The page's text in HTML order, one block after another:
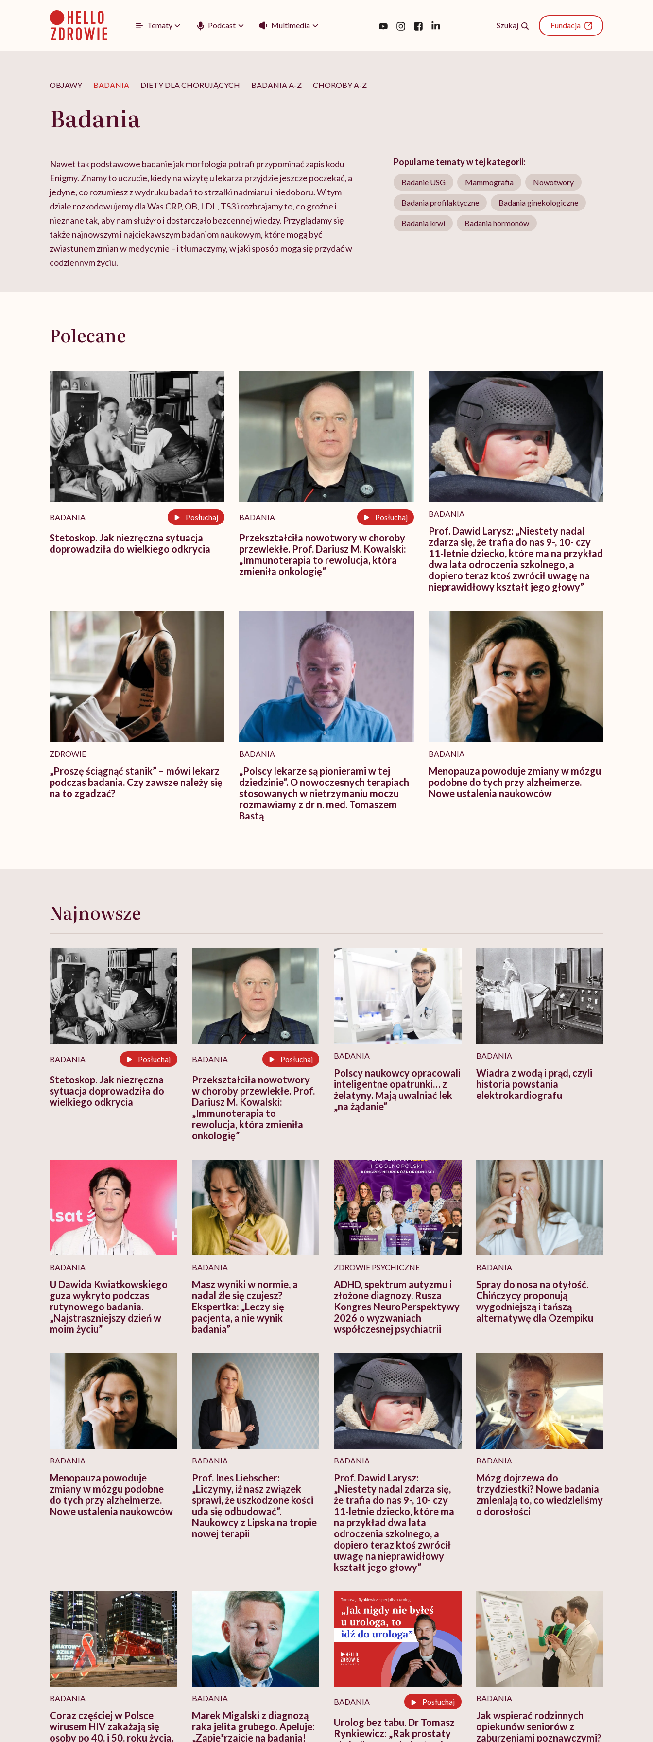
Tematy Podcast Multimedia Szukaj Fundacja
OBJAWY BADANIA DIETY DLA CHORUJĄCYCH BADANIA A-Z CHOROBY A-Z
Badania
Nawet tak podstawowe badanie jak morfologia potrafi przypominać zapis kodu
Enigmy. Znamy to uczucie, kiedy na wizytę u lekarza przyjdzie jeszcze poczekać, a
jedyne, co rozumiesz z wydruku badań to strzałki nadmiaru i niedoboru. W tym
dziale rozkodowujemy dla Was CRP, OB, LDL, TS3 i rozbrajamy to, co groźne i
nieznane tak, aby nam służyło i dostarczało bezcennej wiedzy. Przyglądamy się
także najnowszym i najciekawszym badaniom naukowym, które mogą być
zwiastunem zmian w medycynie – i tłumaczymy, w jaki sposób mogą się przydać w
codziennym życiu.
Popularne tematy w tej kategorii:
Badanie USG Mammografia Nowotwory
Badania profilaktyczne Badania ginekologiczne
Badania krwi Badania hormonów
Polecane
BADANIA Posłuchaj
Stetoskop. Jak niezręczna sytuacja
doprowadziła do wielkiego odkrycia
BADANIA Posłuchaj
Przekształciła nowotwory w choroby
przewlekłe. Prof. Dariusz M. Kowalski:
„Immunoterapia to rewolucja, która
zmieniła onkologię”
BADANIA
Prof. Dawid Larysz: „Niestety nadal
zdarza się, że trafia do nas 9-, 10- czy
11-letnie dziecko, które ma na przykład
dwa lata odroczenia szkolnego, a
dopiero teraz ktoś zwrócił uwagę na
nieprawidłowy kształt jego głowy”
ZDROWIE
„Proszę ściągnąć stanik” – mówi lekarz
podczas badania. Czy zawsze należy się
na to zgadzać?
BADANIA
„Polscy lekarze są pionierami w tej
dziedzinie”. O nowoczesnych terapiach
stosowanych w nietrzymaniu moczu
rozmawiamy z dr n. med. Tomaszem
Bastą
BADANIA
Menopauza powoduje zmiany w mózgu
podobne do tych przy alzheimerze.
Nowe ustalenia naukowców
Najnowsze
BADANIA Posłuchaj
Stetoskop. Jak niezręczna
sytuacja doprowadziła do
wielkiego odkrycia
BADANIA Posłuchaj
Przekształciła nowotwory
w choroby przewlekłe. Prof.
Dariusz M. Kowalski:
„Immunoterapia to
rewolucja, która zmieniła
onkologię”
BADANIA
Polscy naukowcy opracowali
inteligentne opatrunki… z
żelatyny. Mają uwalniać lek
„na żądanie”
BADANIA
Wiadra z wodą i prąd, czyli
historia powstania
elektrokardiografu
BADANIA
U Dawida Kwiatkowskiego
guza wykryto podczas
rutynowego badania.
„Najstraszniejszy dzień w
moim życiu”
BADANIA
Masz wyniki w normie, a
nadal źle się czujesz?
Ekspertka: „Leczy się
pacjenta, a nie wynik
badania”
ZDROWIE PSYCHICZNE
ADHD, spektrum autyzmu i
złożone diagnozy. Rusza
Kongres NeuroPerspektywy
2026 o wyzwaniach
współczesnej psychiatrii
BADANIA
Spray do nosa na otyłość.
Chińczycy proponują
wygodniejszą i tańszą
alternatywę dla Ozempiku
BADANIA
Menopauza powoduje
zmiany w mózgu podobne
do tych przy alzheimerze.
Nowe ustalenia naukowców
BADANIA
Prof. Ines Liebscher:
„Liczymy, iż nasz związek
sprawi, że uszkodzone kości
uda się odbudować”.
Naukowcy z Lipska na tropie
nowej terapii
BADANIA
Prof. Dawid Larysz:
„Niestety nadal zdarza się,
że trafia do nas 9-, 10- czy
11-letnie dziecko, które ma
na przykład dwa lata
odroczenia szkolnego, a
dopiero teraz ktoś zwrócił
uwagę na nieprawidłowy
kształt jego głowy”
BADANIA
Mózg dojrzewa do
trzydziestki? Nowe badania
zmieniają to, co wiedzieliśmy
o dorosłości
BADANIA
Coraz częściej w Polsce
wirusem HIV zakażają się
osoby po 40. i 50. roku życia.
BADANIA
Marek Migalski z diagnozą
raka jelita grubego. Apeluje:
„Zapie*rzajcie na badania!
BADANIA Posłuchaj
Urolog bez tabu. Dr Tomasz
Rynkiewicz: „Rak prostaty
BADANIA
Jak wspierać rodzinnych
opiekunów seniorów z
zaburzeniami poznawczymi?